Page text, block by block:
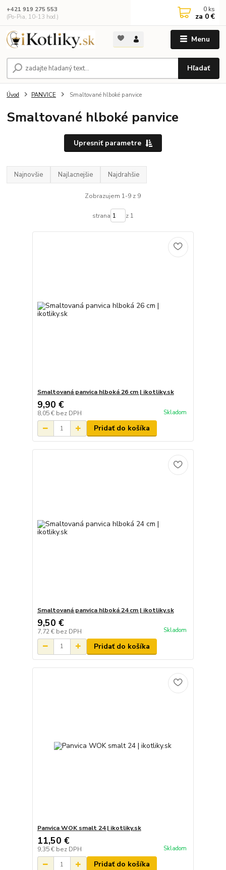
Menu
Hľadať
+421 919 275 553
(Po-Pia, 10-13 hod.)
0 ks
za 0 €
Úvod PANVICE Smaltované hlboké panvice
Smaltované hlboké panvice
Upresniť parametre
Najnovšie Najlacnejšie Najdrahšie
Zobrazujem 1-9 z 9
strana z 1
Smaltovaná panvica hlboká 26 cm | ikotliky.sk
9,90 €
8,05 € bez DPH Skladom
Pridať do košíka
Smaltovaná panvica hlboká 24 cm | ikotliky.sk
9,50 €
7,72 € bez DPH Skladom
Pridať do košíka
Panvica WOK smalt 24 | ikotliky.sk
11,50 €
9,35 € bez DPH Skladom
Pridať do košíka